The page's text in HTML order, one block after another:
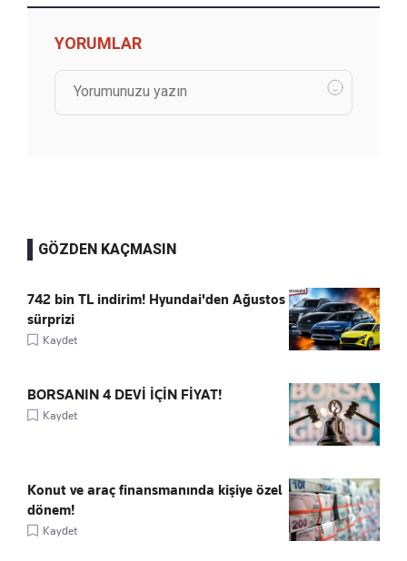
YORUMLAR
GÖZDEN KAÇMASIN
742 bin TL indirim! Hyundai'den Ağustos
sürprizi
Kaydet
BORSANIN 4 DEVİ İÇİN FİYAT!
Kaydet
Konut ve araç finansmanında kişiye özel
dönem!
Kaydet